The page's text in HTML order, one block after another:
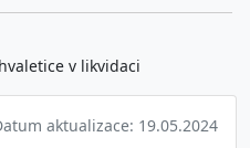
v likvidaci
aktualizace: 19.05.2024